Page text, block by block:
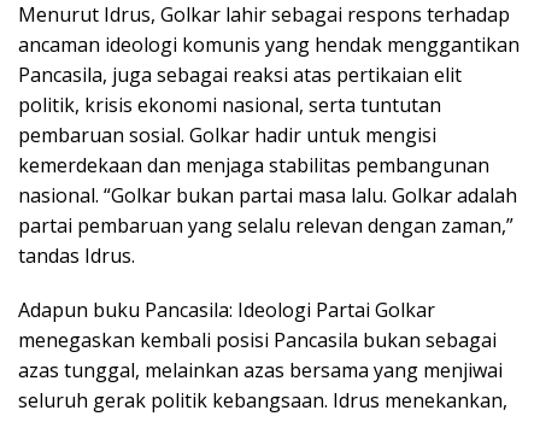
Menurut Idrus, Golkar lahir sebagai respons terhadap
ancaman ideologi komunis yang hendak menggantikan
Pancasila, juga sebagai reaksi atas pertikaian elit
politik, krisis ekonomi nasional, serta tuntutan
pembaruan sosial. Golkar hadir untuk mengisi
kemerdekaan dan menjaga stabilitas pembangunan
nasional. “Golkar bukan partai masa lalu. Golkar adalah
partai pembaruan yang selalu relevan dengan zaman,”
tandas Idrus.
Adapun buku Pancasila: Ideologi Partai Golkar
menegaskan kembali posisi Pancasila bukan sebagai
azas tunggal, melainkan azas bersama yang menjiwai
seluruh gerak politik kebangsaan. Idrus menekankan,